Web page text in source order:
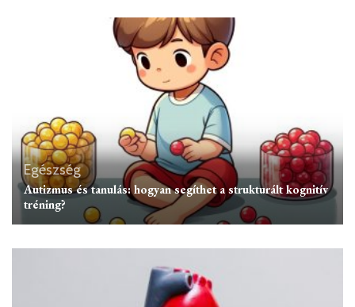
Egészség
Autizmus és tanulás: hogyan segíthet a strukturált kognitív
tréning?